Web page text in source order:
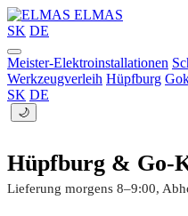
ELMAS
SK DE
Meister-Elektroinstallationen
Werkzeugverleih Hüpfburg
SK DE
🌙
Hüpfburg & Go-
Lieferung morgens 8–9:00,